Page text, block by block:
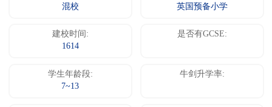
混校
英国预备小学
建校时间:
1614
是否有GCSE:
学生年龄段:
7~13
牛剑升学率: